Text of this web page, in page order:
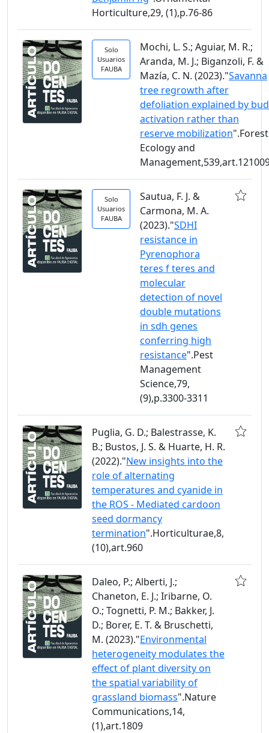
Horticulture,29, (1),p.76-86
Solo
Usuarios
FAUBA
Mochi, L. S.; Aguiar, M. R.;
Aranda, M. J.; Biganzoli, F. &
Mazía, C. N. (2023)."Savanna
tree regrowth after
defoliation explained by bud
activation rather than
reserve mobilization".Forest
Ecology and
Solo
Usuarios
FAUBA
Sautua, F. J. &
Carmona, M. A.
(2023)."SDHI
resistance in
Pyrenophora
teres f teres and
molecular
detection of novel
double mutations
in sdh genes
conferring high
resistance".Pest
Management
Science,79,
(9),p.3300-3311
Puglia, G. D.; Balestrasse, K.
B.; Bustos, J. S. & Huarte, H. R.
(2022)."New insights into the
role of alternating
temperatures and cyanide in
the ROS - Mediated cardoon
seed dormancy
termination".Horticulturae,8,
(10),art.960
Daleo, P.; Alberti, J.;
Chaneton, E. J.; Iribarne, O.
O.; Tognetti, P. M.; Bakker, J.
D.; Borer, E. T. & Bruschetti,
M. (2023)."Environmental
heterogeneity modulates the
effect of plant diversity on
the spatial variability of
grassland biomass".Nature
Communications,14,
(1),art.1809